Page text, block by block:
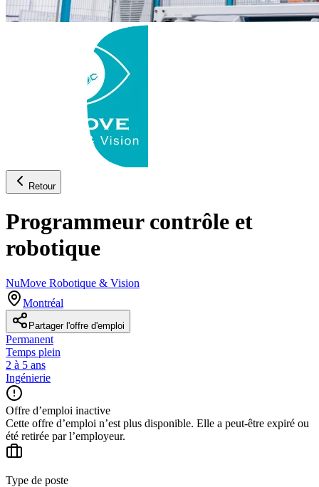
Retour
Programmeur contrôle et
robotique
NuMove Robotique & Vision
Montréal
Partager l'offre d'emploi
Permanent
Temps plein
2 à 5 ans
Ingénierie
Offre d’emploi inactive
Cette offre d’emploi n’est plus disponible. Elle a peut-être expiré ou
été retirée par l’employeur.
Type de poste